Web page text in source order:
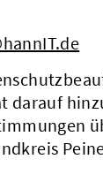
darauf